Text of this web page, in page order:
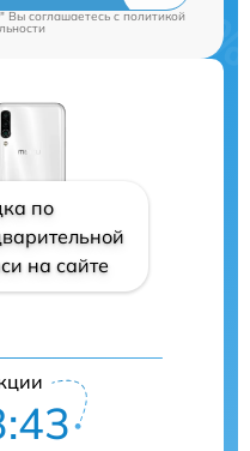
Вы соглашаетесь cполитикой
по
на сайте